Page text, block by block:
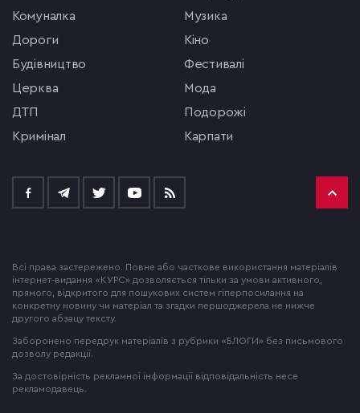
комуналка
Дороги
будівництво
церква
ДТП
кримінал
музика
кіно
фестивалі
мода
подорожі
Карпати
Всі права застережено. Повне або часткове використання матеріалів
інтернет-видання «КУРС» дозволяється тільки за умови активного,
прямого, відкритого для пошукових систем гіперпосилання на
конкретну новину чи матеріал та згадки першоджерела не нижче
другого абзацу тексту.
Заборонено передрук матеріалів з рубрики «БЛОГИ» без письмового
дозволу редакції.
За достовірність рекламної інформації відповідальність несе
рекламодавець.